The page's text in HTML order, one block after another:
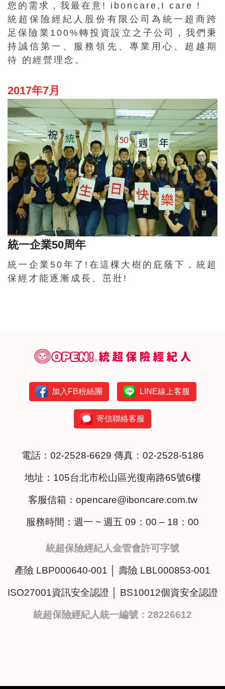
您的需求，我最在意! iboncare,I care !
統超保險經紀人股份有限公司為統一超商跨
足保險業100%轉投資設立之子公司，我們秉
持誠信第一、服務領先、專業用心、超越期
待 的經營理念。
2017年7月
統一企業50周年
統一企業50年了!在這棵大樹的庇蔭下，統超
保經才能逐漸成長、茁壯!
加入FB粉絲團 LINE線上客服
寄信聯絡客服
電話： 02-2528-6629 傳真：02-2528-5186
地址： 105台北市松山區光復南路65號6樓
客服信箱： opencare@iboncare.com.tw
服務時間：週一 ~ 週五 09：00 – 18：00
統超保險經紀人金管會許可字號
產險 LBP000640-001 │ 壽險 LBL000853-001
ISO27001資訊安全認證 │ BS10012個資安全認證
統超保險經紀人統一編號：28226612